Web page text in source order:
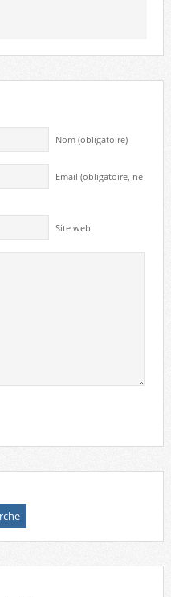
Nom (obligatoire)
Email (obligatoire, ne
Site web